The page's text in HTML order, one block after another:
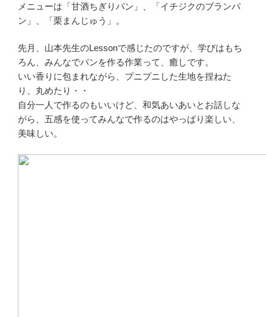
メニューは「甘酒ちぎりパン」、「イチジクのブランパ
ン」、「栗まんじゅう」。
先月、山本先生のLessonで感じたのですが、学びはもち
ろん、みんなでパンを作る作業って、癒しです。
いい香りに包まれながら、プニプニした生地を捏ねた
り、丸めたり・・
自分一人で作るのもいいけど、和気あいあいとお話しな
がら、五感を使ってみんなで作るのはやっぱり楽しい、
美味しい。